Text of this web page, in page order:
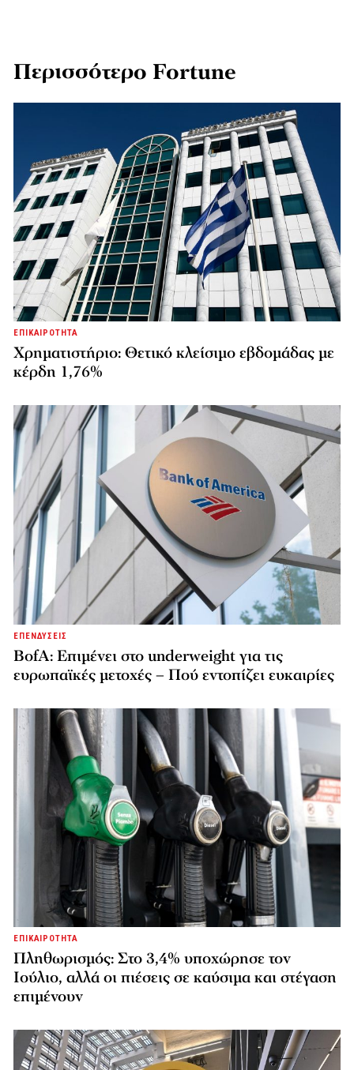
Περισσότερο Fortune
ΕΠΙΚΑΙΡΟΤΗΤΑ
Χρηματιστήριο: Θετικό κλείσιμο εβδομάδας με
κέρδη 1,76%
ΕΠΕΝΔΥΣΕΙΣ
BofA: Επιμένει στο underweight για τις
ευρωπαϊκές μετοχές – Πού εντοπίζει ευκαιρίες
ΕΠΙΚΑΙΡΟΤΗΤΑ
Πληθωρισμός: Στο 3,4% υποχώρησε τον
Ιούλιο, αλλά οι πιέσεις σε καύσιμα και στέγαση
επιμένουν